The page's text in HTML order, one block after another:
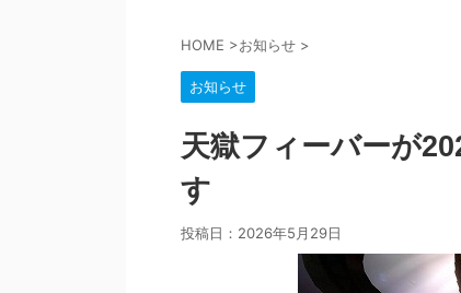
HOME >お知らせ >
お知らせ
天獄フィーバーが
す
投稿日： 2026年5月29日